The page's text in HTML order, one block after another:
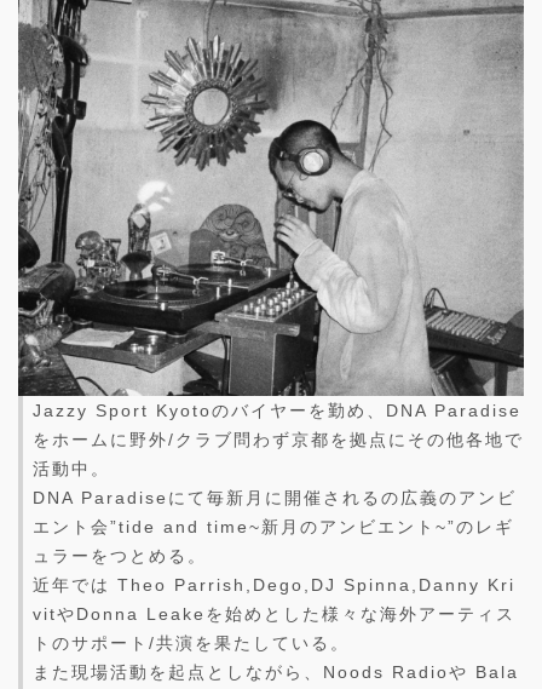
Jazzy Sport Kyotoのバイヤーを勤め、DNA Paradise
をホームに野外/クラブ問わず京都を拠点にその他各地で
活動中。
DNA Paradiseにて毎新月に開催されるの広義のアンビ
エント会”tide and time~新月のアンビエント~”のレギ
ュラーをつとめる。
近年では Theo Parrish,Dego,DJ Spinna,Danny Kri
vitやDonna Leakeを始めとした様々な海外アーティス
トのサポート/共演を果たしている。
また現場活動を起点としながら、Noods Radioや Bala